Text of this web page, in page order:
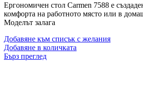
Ергономичен стол Carmen 7588 е
комфорта на работното място или в
Моделът залага
Добавяне към списък с желания
Добавяне в количката
Бърз преглед